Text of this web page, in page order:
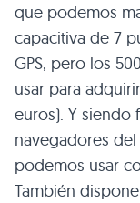
que podemos
capacitiva de 7
GPS, pero los
usar para
euros). Y siendo
navegadores
podemos usar
También